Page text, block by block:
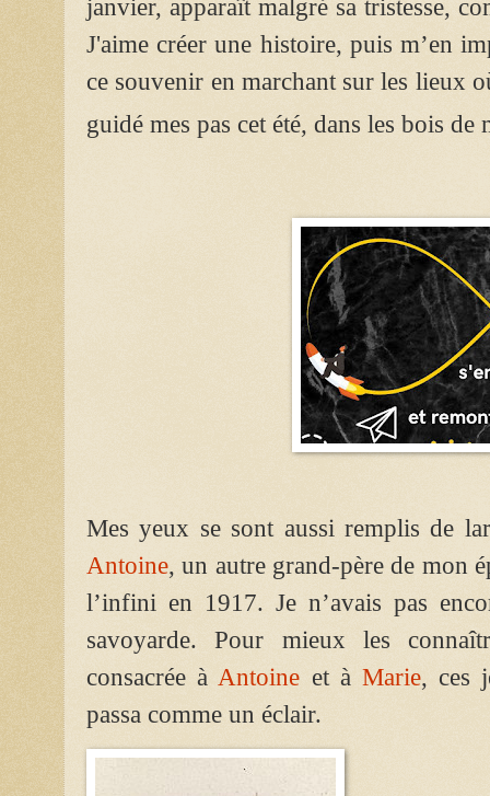
janvier, apparaît malgré sa tristesse,
J'aime créer une histoire, puis m’en
ce souvenir en marchant sur les lieux
guidé mes pas cet été, dans les bois de
Mes yeux se sont aussi remplis de
Antoine, un autre grand-père de mon
l’infini en 1917. Je n’avais pas
savoyarde. Pour mieux les
consacrée àAntoine et à Marie, ces
passa comme un éclair.